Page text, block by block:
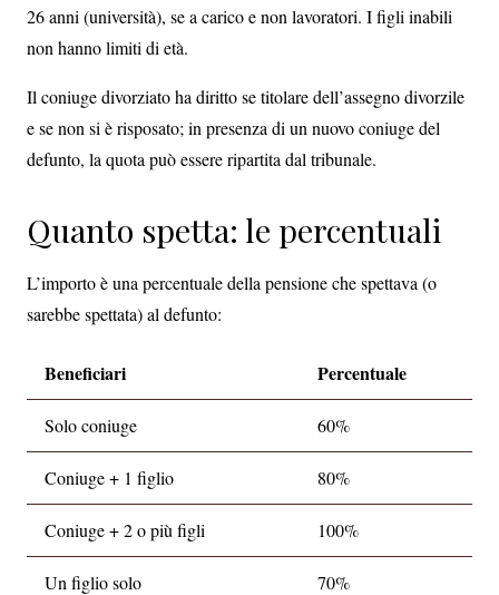
26 anni (università), se a carico e non lavoratori. I figli inabili
non hanno limiti di età.
Il coniuge divorziato ha diritto se titolare dell’assegno divorzile
e se non si è risposato; in presenza di un nuovo coniuge del
defunto, la quota può essere ripartita dal tribunale.
Quanto spetta: le percentuali
L’importo è una percentuale della pensione che spettava (o
sarebbe spettata) al defunto:
Beneficiari Percentuale
Solo coniuge 60%
Coniuge + 1 figlio 80%
Coniuge + 2 o più figli 100%
Un figlio solo 70%